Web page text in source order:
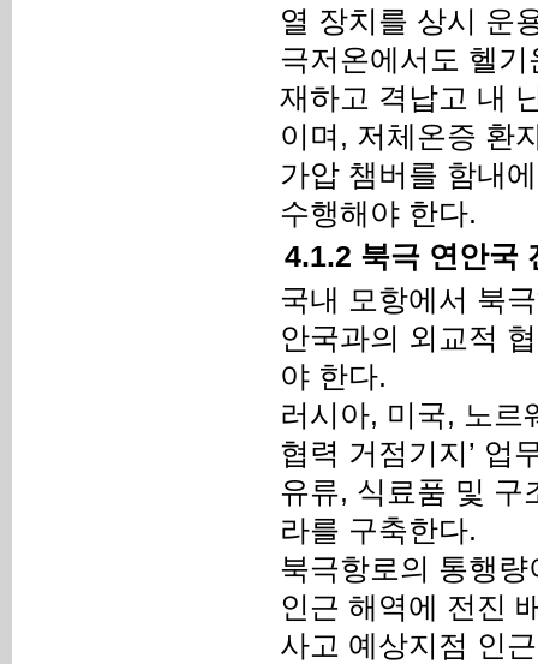
열 장치를 상시 운
극저온에서도 헬
재하고 격납고 내
이며, 저체온증 환
가압 챔버를 함내
수행해야 한다.
4.1.2 북극 연안국
국내 모항에서 북
안국과의 외교적
야 한다.
러시아, 미국, 노르
협력 거점기지’ 업
유류, 식료품 및 구
라를 구축한다.
북극항로의 통행
인근 해역에 전진
사고 예상지점 인